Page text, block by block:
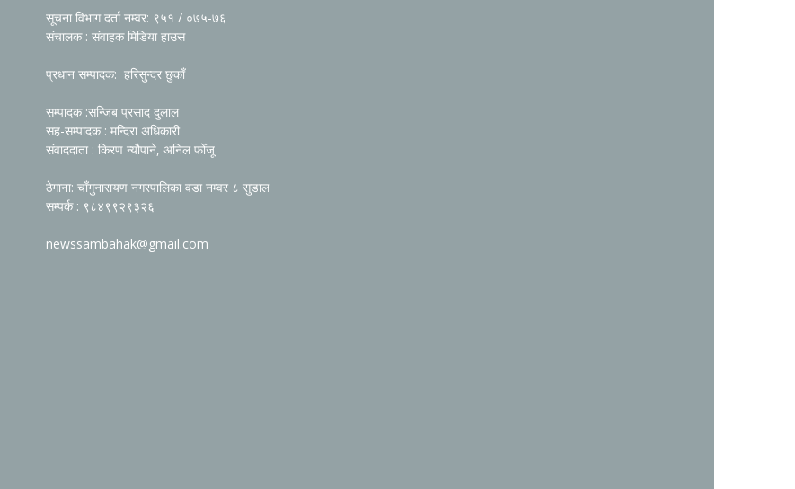
सूचना विभाग दर्ता नम्वर: ९५१ / ०७५-७६
संचालक : संवाहक मिडिया हाउस
प्रधान सम्पादक: हरिसुन्दर छुकाँ
सम्पादक :सन्जिब प्रसाद दुलाल
सह-सम्पादक : मन्दिरा अधिकारी
संवाददाता : किरण न्यौपाने, अनिल फोँजू
ठेगाना: चाँगुनारायण नगरपालिका वडा नम्वर ८ सुडाल
सम्पर्क : ९८४९९२९३२६
newssambahak@gmail.com